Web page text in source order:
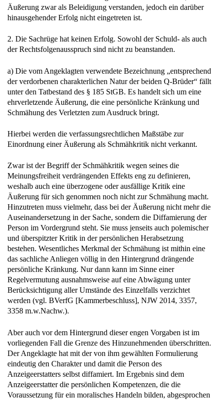
Äußerung zwar als Beleidigung verstanden, jedoch ein darüber
hinausgehender Erfolg nicht eingetreten ist.
2. Die Sachrüge hat keinen Erfolg. Sowohl der Schuld- als auch
der Rechtsfolgenausspruch sind nicht zu beanstanden.
a) Die vom Angeklagten verwendete Bezeichnung „entsprechend
der verdorbenen charakterlichen Natur der beiden Q-Brüder“ fällt
unter den Tatbestand des § 185 StGB. Es handelt sich um eine
ehrverletzende Äußerung, die eine persönliche Kränkung und
Schmähung des Verletzten zum Ausdruck bringt.
Hierbei werden die verfassungsrechtlichen Maßstäbe zur
Einordnung einer Äußerung als Schmähkritik nicht verkannt.
Zwar ist der Begriff der Schmähkritik wegen seines die
Meinungsfreiheit verdrängenden Effekts eng zu definieren,
weshalb auch eine überzogene oder ausfällige Kritik eine
Äußerung für sich genommen noch nicht zur Schmähung macht.
Hinzutreten muss vielmehr, dass bei der Äußerung nicht mehr die
Auseinandersetzung in der Sache, sondern die Diffamierung der
Person im Vordergrund steht. Sie muss jenseits auch polemischer
und überspitzter Kritik in der persönlichen Herabsetzung
bestehen. Wesentliches Merkmal der Schmähung ist mithin eine
das sachliche Anliegen völlig in den Hintergrund drängende
persönliche Kränkung. Nur dann kann im Sinne einer
Regelvermutung ausnahmsweise auf eine Abwägung unter
Berücksichtigung aller Umstände des Einzelfalls verzichtet
werden (vgl. BVerfG [Kammerbeschluss], NJW 2014, 3357,
3358 m.w.Nachw.).
Aber auch vor dem Hintergrund dieser engen Vorgaben ist im
vorliegenden Fall die Grenze des Hinzunehmenden überschritten.
Der Angeklagte hat mit der von ihm gewählten Formulierung
eindeutig den Charakter und damit die Person des
Anzeigeerstatters selbst diffamiert. Im Ergebnis sind dem
Anzeigeerstatter die persönlichen Kompetenzen, die die
Voraussetzung für ein moralisches Handeln bilden, abgesprochen